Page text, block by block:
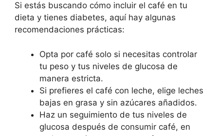
Si estás buscando cómo incluir el café en tu
dieta y tienes diabetes, aquí hay algunas
recomendaciones prácticas:
Opta por café solo si necesitas controlar
tu peso y tus niveles de glucosa de
manera estricta.
Si prefieres el café con leche, elige leches
bajas en grasa y sin azúcares añadidos.
Haz un seguimiento de tus niveles de
glucosa después de consumir café, en